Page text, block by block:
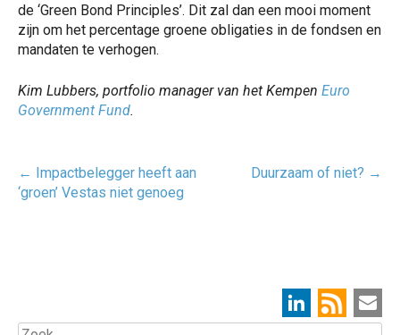
de ‘Green Bond Principles’. Dit zal dan een mooi moment
zijn om het percentage groene obligaties in de fondsen en
mandaten te verhogen.
Kim Lubbers, portfolio manager van het Kempen Euro
Government Fund.
Post
navigatie
← Impactbelegger heeft aan
‘groen’ Vestas niet genoeg
Duurzaam of niet? →
Zoek